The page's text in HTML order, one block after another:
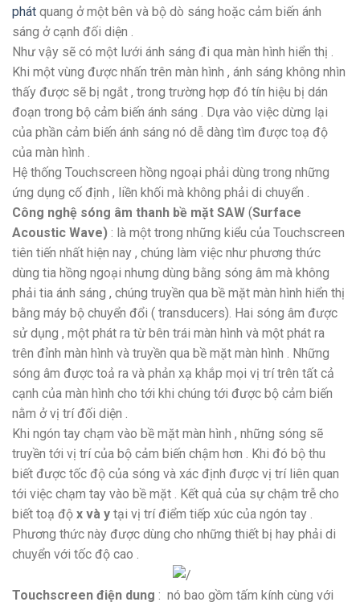
phát quang ở một bên và bộ dò sáng hoặc cảm biến ánh
sáng ở cạnh đối diện .
Như vậy sẽ có một lưới ánh sáng đi qua màn hình hiển thị .
Khi một vùng được nhấn trên màn hình , ánh sáng không nhìn
thấy được sẽ bị ngắt , trong trường hợp đó tín hiệu bị dán
đoạn trong bộ cảm biến ánh sáng . Dựa vào việc dừng lại
của phần cảm biến ánh sáng nó dễ dàng tìm được toạ độ
của màn hình .
Hệ thống Touchscreen hồng ngoại phải dùng trong những
ứng dụng cố định , liền khối mà không phải di chuyển .
Công nghệ sóng âm thanh bề mặt SAW (Surface
Acoustic Wave) : là một trong những kiểu của Touchscreen
tiên tiến nhất hiện nay , chúng làm việc như phương thức
dùng tia hồng ngoại nhưng dùng bằng sóng âm mà không
phải tia ánh sáng , chúng truyền qua bề mặt màn hình hiển thị
bằng máy bộ chuyển đổi ( transducers). Hai sóng âm được
sử dụng , một phát ra từ bên trái màn hình và một phát ra
trên đỉnh màn hình và truyền qua bề mặt màn hình . Những
sóng âm được toả ra và phản xạ khắp mọi vị trí trên tất cả
cạnh của màn hình cho tới khi chúng tới được bộ cảm biến
nằm ở vị trí đối diện .
Khi ngón tay chạm vào bề mặt màn hình , những sóng sẽ
truyền tới vị trí của bộ cảm biến chậm hơn . Khi đó bộ thu
biết được tốc độ của sóng và xác định được vị trí liên quan
tới việc chạm tay vào bề mặt . Kết quả của sự chậm trễ cho
biết toạ độ x và y tại vị trí điểm tiếp xúc của ngón tay .
Phương thức này được dùng cho những thiết bị hay phải di
chuyển với tốc độ cao .
Touchscreen điện dung : nó bao gồm tấm kính cùng với